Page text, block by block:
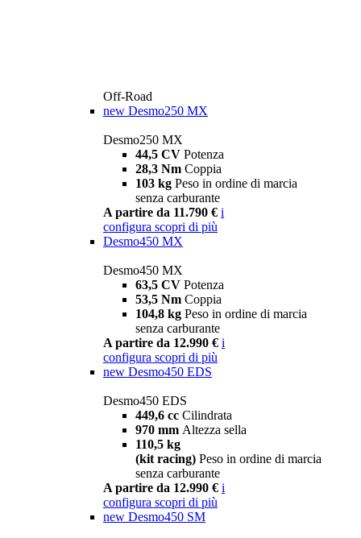
Off-Road
new Desmo250 MX
Desmo250 MX
44,5 CV Potenza
28,3 Nm Coppia
103 kg Peso in ordine di marcia
senza carburante
A partire da 11.790 € i
configura scopri di più
Desmo450 MX
Desmo450 MX
63,5 CV Potenza
53,5 Nm Coppia
104,8 kg Peso in ordine di marcia
senza carburante
A partire da 12.990 € i
configura scopri di più
new Desmo450 EDS
Desmo450 EDS
449,6 cc Cilindrata
970 mm Altezza sella
110,5 kg
(kit racing) Peso in ordine di marcia
senza carburante
A partire da 12.990 € i
configura scopri di più
new Desmo450 SM